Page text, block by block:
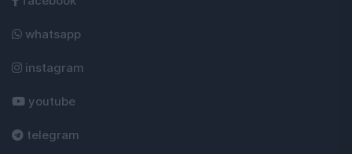
whatsapp
instagram
youtube
telegram